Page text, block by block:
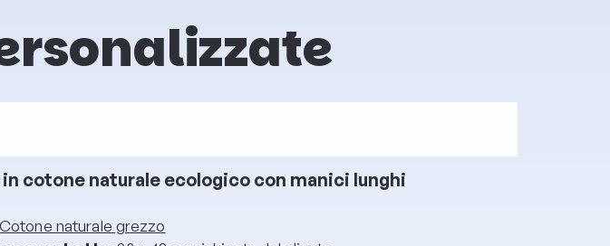
cotone naturale ecologico con manici lunghi
Cotone naturale grezzo